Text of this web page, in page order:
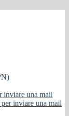
inviare una mail
inviare una mail